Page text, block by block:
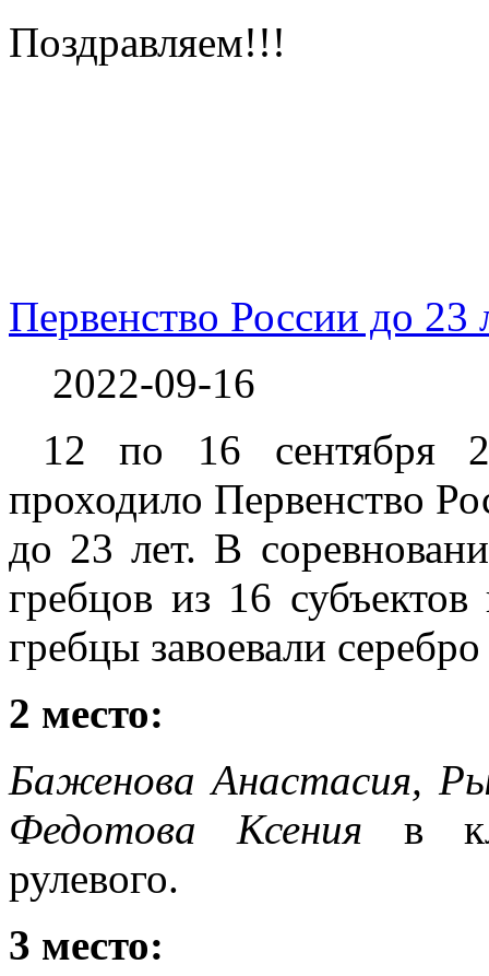
Поздравляем!!!
Первенство России до 23
2022-09-16
12 по 16 сентября
проходило Первенство
до 23 лет. В
гребцов из 16
гребцы завоевали
2 место:
Баженова Анастасия,
Федотова Ксения в
рулевого.
3 место: